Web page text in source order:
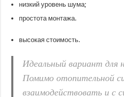
низкий уровень шума;
простота монтажа.
высокая стоимость.
Идеальный вариант для
Помимо отопительной
взаимодействовать и с